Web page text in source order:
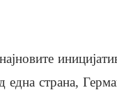
една страна,